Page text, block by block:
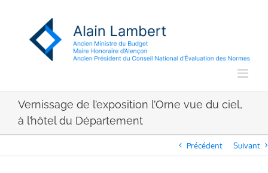
Vernissage de l’exposition l’Orne vue du ciel,
à l’hôtel du Département
Précédent Suivant